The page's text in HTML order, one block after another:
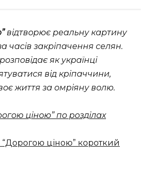
відтворює реальну картину
часів закріпачення селян.
як українці
від кріпаччини,
життя за омріяну волю.
ціною” по розділах
ціною” короткий